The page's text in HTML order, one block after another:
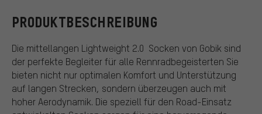
PRODUKTBESCHREIBUNG
Die mittellangen Lightweight 2.0 Socken von Gobik sind
der perfekte Begleiter für alle Rennradbegeisterten Sie
bieten nicht nur optimalen Komfort und Unterstützung
auf langen Strecken, sondern überzeugen auch mit
hoher Aerodynamik. Die speziell für den Road-Einsatz